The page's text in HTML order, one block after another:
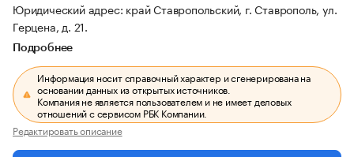
Юридический адрес: край Ставропольский, г. Ставрополь, ул.
Герцена, д. 21.
Подробнее
Информация носит справочный характер и сгенерирована на
основании данных из открытых источников.
Компания не является пользователем и не имеет деловых
отношений с сервисом РБК Компании.
Редактировать описание